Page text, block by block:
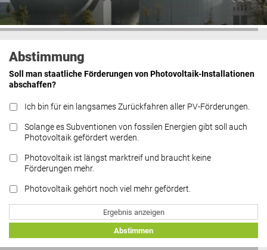
Abstimmung
Soll man staatliche Förderungen von Photovoltaik-Installationen
abschaffen?
Ich bin für ein langsames Zurückfahren aller PV-Förderungen.
Solange es Subventionen von fossilen Energien gibt soll auch
Photovoltaik gefördert werden.
Photovoltaik ist längst marktreif und braucht keine
Förderungen mehr.
Photovoltaik gehört noch viel mehr gefördert.
Ergebnis anzeigen
Abstimmen